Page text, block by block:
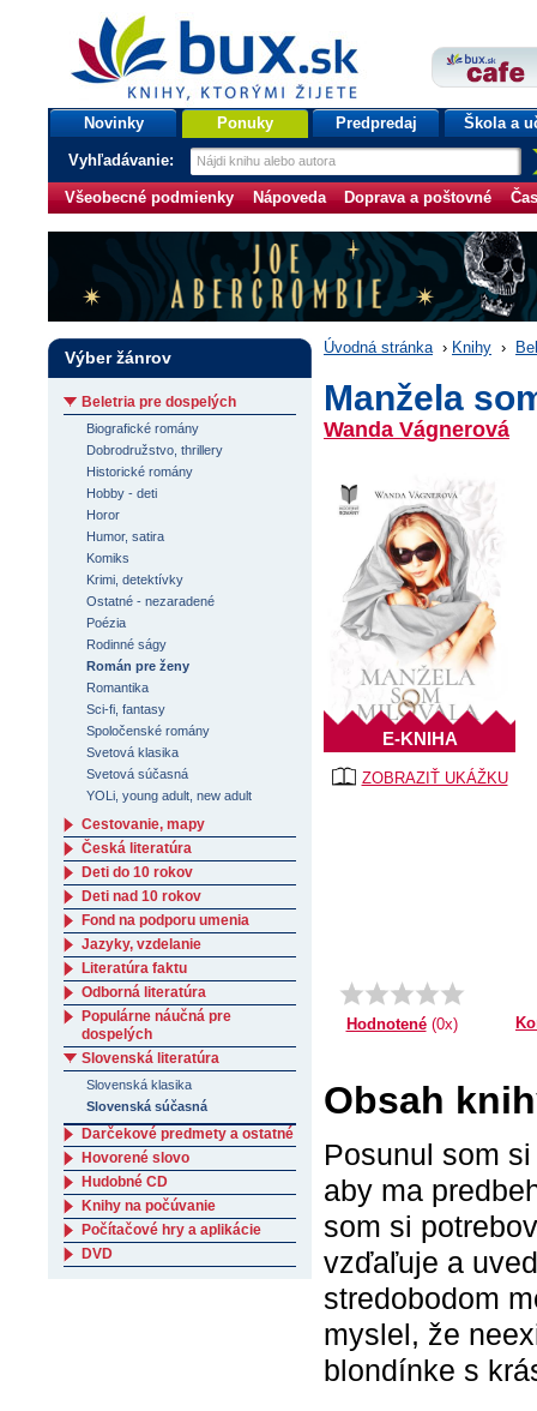
bux.sk
knihy, ktorými žijete
Úvodná stránka
Novinky Ponuky Predpredaj Škola a
Vyhľadávanie:
Všeobecné podmienky Nápoveda Doprava a poštovné
Úvodná stránka › Knihy ›
Manžela
Wanda Vágnerová
ZOBRAZIŤ UKÁŽKU
E-KNIHA
Hodnotené(0x)
Obsah
Posunul som
aby ma
som si
vzďaľuje a
stredobodom
myslel, že
blondínke s
Výber žánrov
Beletria pre dospelých
Biografické romány
Dobrodružstvo, thrillery
Historické romány
Hobby - deti
Horor
Humor, satira
Komiks
Krimi, detektívky
Ostatné - nezaradené
Poézia
Rodinné ságy
Román pre ženy
Romantika
Sci-fi, fantasy
Spoločenské romány
Svetová klasika
Svetová súčasná
YOLi, young adult, new adult
Cestovanie, mapy
Česká literatúra
Deti do 10 rokov
Deti nad 10 rokov
Fond na podporu umenia
Jazyky, vzdelanie
Literatúra faktu
Odborná literatúra
Populárne náučná pre
dospelých
Slovenská literatúra
Slovenská klasika
Slovenská súčasná
Darčekové predmety a ostatné
Hovorené slovo
Hudobné CD
Knihy na počúvanie
Počítačové hry a aplikácie
DVD